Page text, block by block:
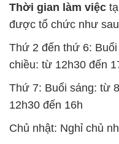
Thời gian làm việc
được tổ chức như
Thứ 2 đến thứ 6:
chiều: từ 12h30 đến
Thứ 7: Buổi sáng: từ
12h30 đến 16h
Chủ nhật: Nghỉ chủ